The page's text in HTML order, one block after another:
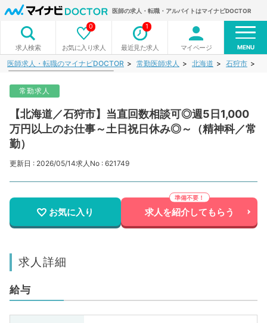
医師の求人・転職・アルバイトはマイナビDOCTOR
求人検索 お気に入り求人
0
最近見た求人
1
マイページ MENU
医師求人・転職のマイナビDOCTOR 常勤医師求人 北海道 石狩市
常勤求人
【北海道／石狩市】当直回数相談可◎週5日1,000
万円以上のお仕事～土日祝日休み◎～（精神科／常
勤）
更新日 : 2026/05/14求人No : 621749
お気に入り 求人を紹介してもらう
求人詳細
給与